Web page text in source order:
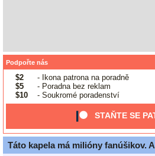
Podpořte nás
$2
- Ikona patrona na poradně
$5
- Poradna bez reklam
$10
- Soukromé poradenství
STAŇTE SE
Táto kapela má milióny fanúšikov.